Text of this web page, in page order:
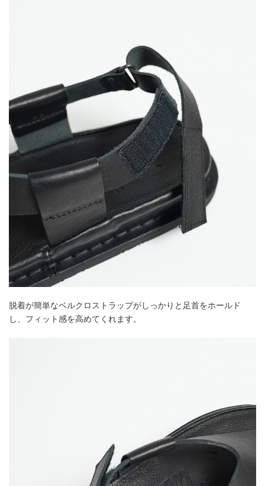
脱着が簡単なベルクロストラップがしっかりと足首をホールド
し、フィット感を高めてくれます。